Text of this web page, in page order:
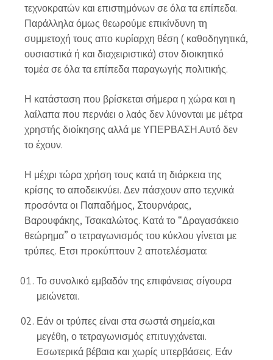
τεχνοκρατών και επιστημόνων σε όλα τα επίπεδα.
Παράλληλα όμως θεωρούμε επικίνδυνη τη
συμμετοχή τους απο κυρίαρχη θέση ( καθοδηγητικά,
ουσιαστικά ή και διαχειριστικά) στον διοικητικό
τομέα σε όλα τα επίπεδα παραγωγής πολιτικής.
Η κατάσταση που βρίσκεται σήμερα η χώρα και η
λαίλαπα που περνάει ο λαός δεν λύνονται με μέτρα
χρηστής διοίκησης αλλά με ΥΠΕΡΒΑΣΗ.Αυτό δεν
το έχουν.
Η μέχρι τώρα χρήση τους κατά τη διάρκεια της
κρίσης το αποδεικνύει. Δεν πάσχουν απο τεχνικά
προσόντα οι Παπαδήμος, Στουρνάρας,
Βαρουφάκης, Τσακαλώτος. Κατά το “Δραγασάκειο
θεώρημα” ο τετραγωνισμός του κύκλου γίνεται με
τρύπες. Ετσι προκύπτουν 2 αποτελέσματα:
Το συνολικό εμβαδόν της επιφάνειας σίγουρα
μειώνεται.
Εάν οι τρύπες είναι στα σωστά σημεία,και
μεγέθη, ο τετραγωνισμός επιτυγχάνεται.
Εσωτερικά βέβαια και χωρίς υπερβάσεις. Εάν